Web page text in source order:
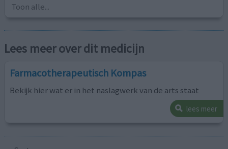
Toon alle...
Lees meer over dit medicijn
Farmacotherapeutisch Kompas
Bekijk hier wat er in het naslagwerk van de arts staat
lees meer